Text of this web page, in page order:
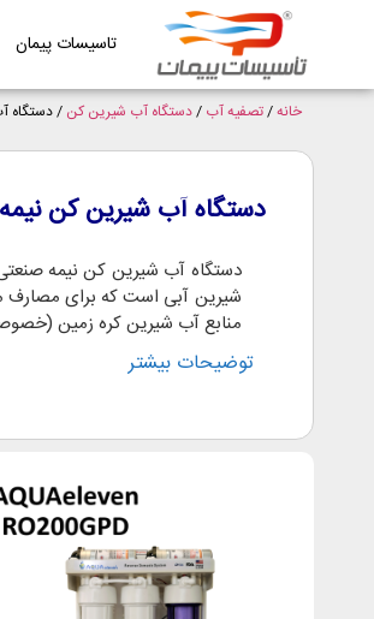
تاسیسات پیمان
خانه/تصفیه آب /دستگاه آب شیرین کن/ دستگاه
دستگاه آب شیرین کن
دستگاه آب شیرین کن نیمه
شیرین آبی است که برای مصارف
منابع آب شیرین کره زمین
توضیحات بیشتر